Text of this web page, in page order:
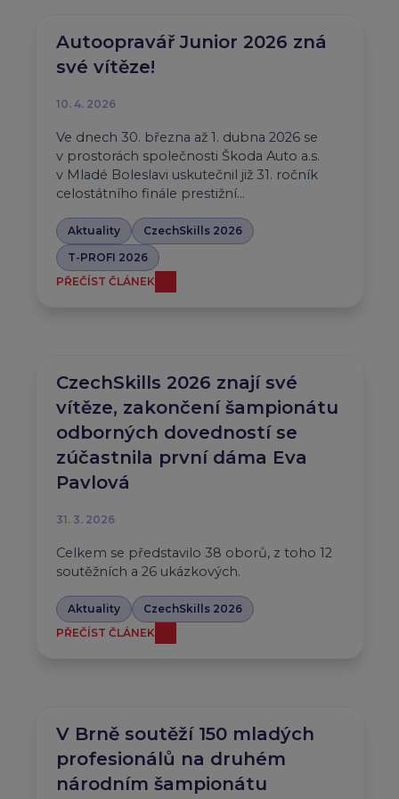
Autoopravář Junior 2026 zná
své vítěze!
10. 4. 2026
Ve dnech 30. března až 1. dubna 2026 se
v prostorách společnosti Škoda Auto a.s.
v Mladé Boleslavi uskutečnil již 31. ročník
celostátního finále prestižní…
Aktuality
CzechSkills 2026
T-PROFI 2026
PŘEČÍST ČLÁNEK
CzechSkills 2026 znají své
vítěze, zakončení šampionátu
odborných dovedností se
zúčastnila první dáma Eva
Pavlová
31. 3. 2026
Celkem se představilo 38 oborů, z toho 12
soutěžních a 26 ukázkových.
Aktuality
CzechSkills 2026
PŘEČÍST ČLÁNEK
V Brně soutěží 150 mladých
profesionálů na druhém
národním šampionátu